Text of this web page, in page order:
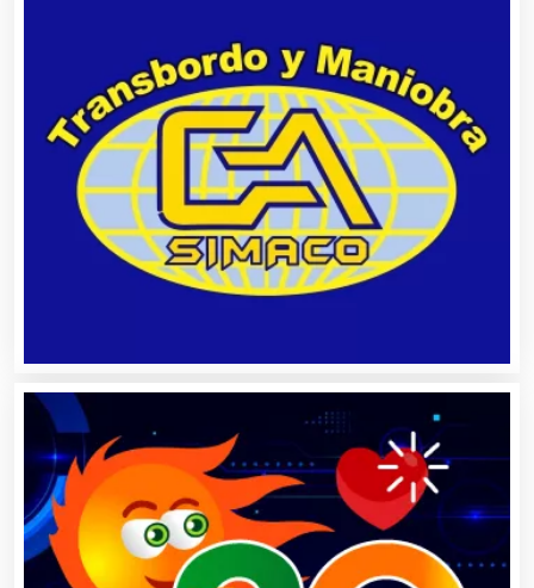
Automatización
Automóviles Nuevos y Usados
Balnearios